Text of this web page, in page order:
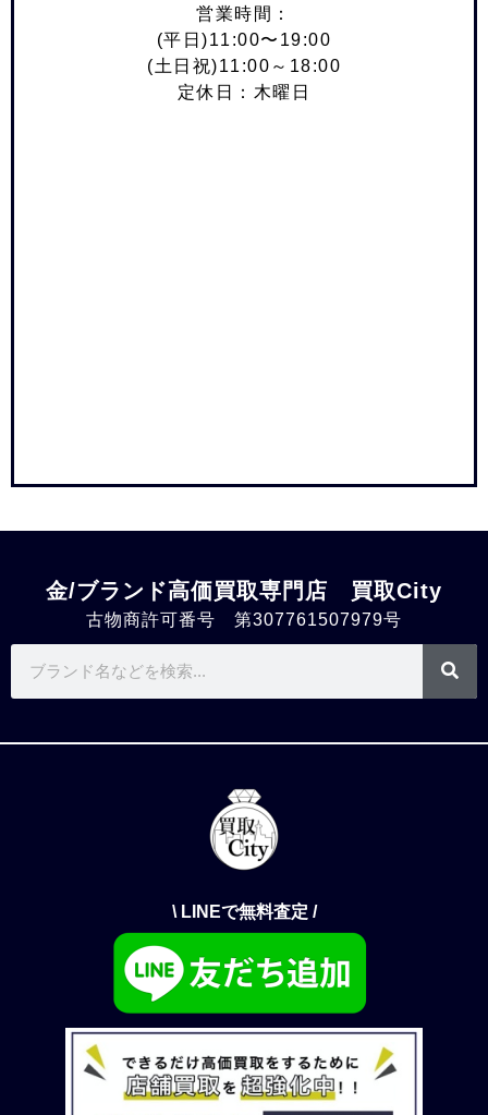
営業時間：
(平日)11:00〜19:00
(土日祝)11:00～18:00
定休日：木曜日
金/ブランド高価買取専門店 買取City
古物商許可番号 第307761507979号
\ LINEで無料査定 /